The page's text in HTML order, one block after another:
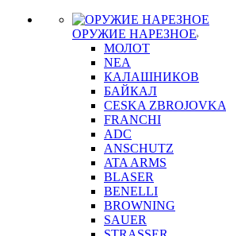
ОРУЖИЕ НАРЕЗНОЕ
МОЛОТ
NEA
КАЛАШНИКОВ
БАЙКАЛ
CESKA ZBROJOVKA
FRANCHI
ADC
ANSCHUTZ
ATA ARMS
BLASER
BENELLI
BROWNING
SAUER